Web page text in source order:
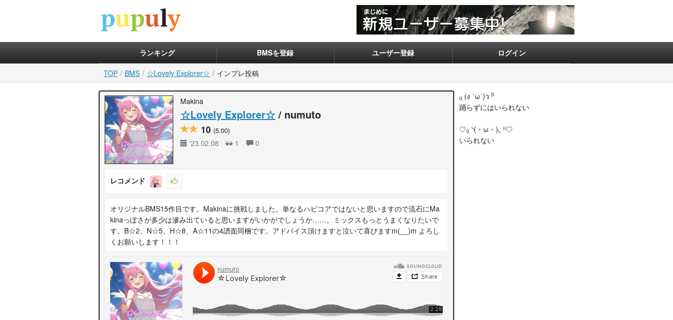
ランキング BMSを登録 ユーザー登録 ログイン
TOP BMS ☆Lovely Explorer☆ インプレ投稿
Makina
☆Lovely Explorer☆/ numuto
10 (5.00)
'23.02.08 1 0
レコメンド
オリジナルBMS15作目です。Makinaに挑戦しました。単なるハピコアではないと思いますので流石にMa
kinaっぽさが多少は滲み出ていると思いますがいかがでしょうか……。ミックスもっとうまくなりたいで
す。B☆2、N☆5、H☆8、A☆11の4譜面同梱です。アドバイス頂けますと泣いて喜びますm(__)m よろし
くお願いします！！！
₍₍ (ง ˙ω˙)ว ⁾⁾
踊らずにはいられない
♡₍₍ ◝(・ω・)◟ ⁾⁾♡
いられない